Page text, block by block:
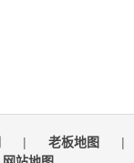
| 老板地图
|